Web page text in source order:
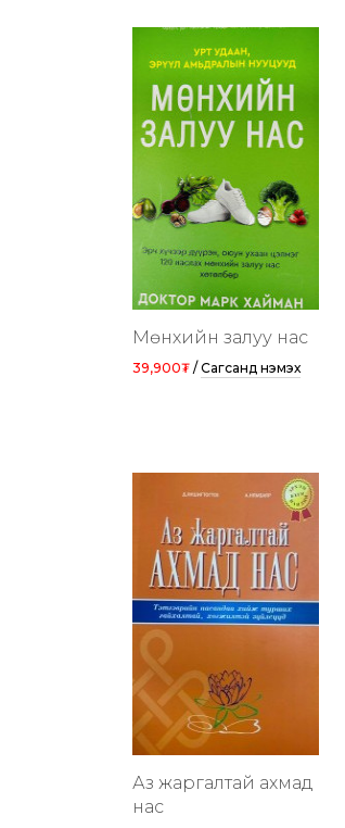
Мөнхийн залуу нас
39,900₮ / Сагсанд нэмэх
Аз жаргалтай ахмад
нас